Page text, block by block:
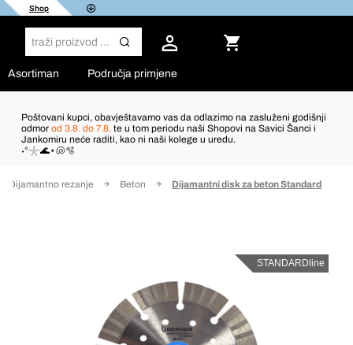
Shop
Asortiman Područja primjene
Poštovani kupci, obavještavamo vas da odlazimo na zasluženi godišnji
odmor od 3.8. do 7.8. te u tom periodu naši Shopovi na Savici Šanci i
Jankomiru neće raditi, kao ni naši kolege u uredu.
˖°𓇼🌊⋆🐚🫧
Dijamantno rezanje Beton Dijamantni disk za beton Standard
STANDARDline